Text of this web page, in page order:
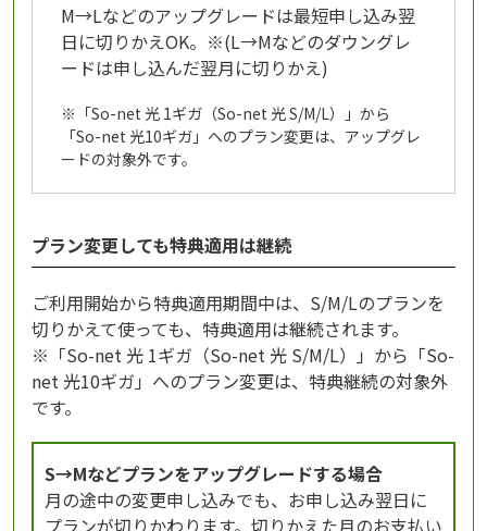
M→Lなどのアップグレードは最短申し込み翌
日に切りかえOK。※(L→Mなどのダウングレ
ードは申し込んだ翌月に切りかえ)
※「So-net 光 1ギガ（So-net 光 S/M/L）」から
「So-net 光10ギガ」へのプラン変更は、アップグレ
ードの対象外です。
プラン変更しても特典適用は継続
ご利用開始から特典適用期間中は、S/M/Lのプランを
切りかえて使っても、特典適用は継続されます。
※「So-net 光 1ギガ（So-net 光 S/M/L）」から「So-
net 光10ギガ」へのプラン変更は、特典継続の対象外
です。
S→Mなどプランをアップグレードする場合
月の途中の変更申し込みでも、お申し込み翌日に
プランが切りかわります。切りかえた月のお支払い